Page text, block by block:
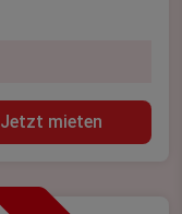
Jetzt mieten